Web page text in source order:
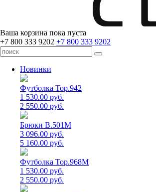
Ваша корзина пока пуста
+7 800 333 9202 +7 800 333 9202
Новинки
Футболка Top.942
1 530.00 руб.
2 550.00 руб.
Брюки B.501M
3 096.00 руб.
5 160.00 руб.
Футболка Top.968M
1 530.00 руб.
2 550.00 руб.